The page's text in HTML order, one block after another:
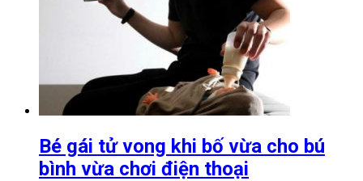
Bé gái tử vong khi bố vừa cho bú
bình vừa chơi điện thoại